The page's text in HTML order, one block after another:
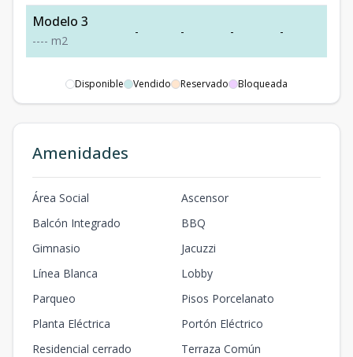
Modelo 3
---- m2
- - - -
Disponible Vendido Reservado Bloqueada
Amenidades
Área Social
Ascensor
Balcón Integrado
BBQ
Gimnasio
Jacuzzi
Línea Blanca
Lobby
Parqueo
Pisos Porcelanato
Planta Eléctrica
Portón Eléctrico
Residencial cerrado
Terraza Común